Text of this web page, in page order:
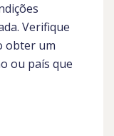
Verifique
obter um
ou país que